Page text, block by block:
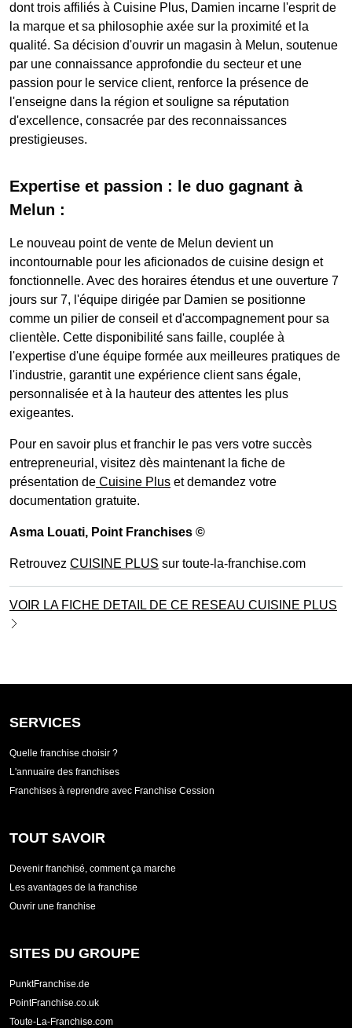
dont trois affiliés à Cuisine Plus, Damien incarne l'esprit de
la marque et sa philosophie axée sur la proximité et la
qualité. Sa décision d'ouvrir un magasin à Melun, soutenue
par une connaissance approfondie du secteur et une
passion pour le service client, renforce la présence de
l'enseigne dans la région et souligne sa réputation
d'excellence, consacrée par des reconnaissances
prestigieuses.
Expertise et passion : le duo gagnant à
Melun :
Le nouveau point de vente de Melun devient un
incontournable pour les aficionados de cuisine design et
fonctionnelle. Avec des horaires étendus et une ouverture 7
jours sur 7, l'équipe dirigée par Damien se positionne
comme un pilier de conseil et d'accompagnement pour sa
clientèle. Cette disponibilité sans faille, couplée à
l'expertise d'une équipe formée aux meilleures pratiques de
l'industrie, garantit une expérience client sans égale,
personnalisée et à la hauteur des attentes les plus
exigeantes.
Pour en savoir plus et franchir le pas vers votre succès
entrepreneurial, visitez dès maintenant la fiche de
présentation de Cuisine Plus et demandez votre
documentation gratuite.
Asma Louati, Point Franchises ©
Retrouvez CUISINE PLUS sur toute-la-franchise.com
VOIR LA FICHE DETAIL DE CE RESEAU CUISINE PLUS
SERVICES
Quelle franchise choisir ?
L'annuaire des franchises
Franchises à reprendre avec Franchise Cession
TOUT SAVOIR
Devenir franchisé, comment ça marche
Les avantages de la franchise
Ouvrir une franchise
SITES DU GROUPE
PunktFranchise.de
PointFranchise.co.uk
Toute-La-Franchise.com